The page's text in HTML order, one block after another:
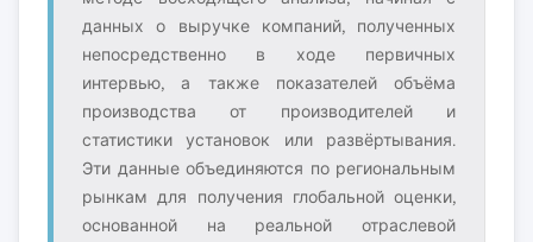
данных о выручке компаний, полученных
непосредственно в ходе первичных
интервью, а также показателей объёма
производства от производителей и
статистики установок или развёртывания.
Эти данные объединяются по региональным
рынкам для получения глобальной оценки,
основанной на реальной отраслевой